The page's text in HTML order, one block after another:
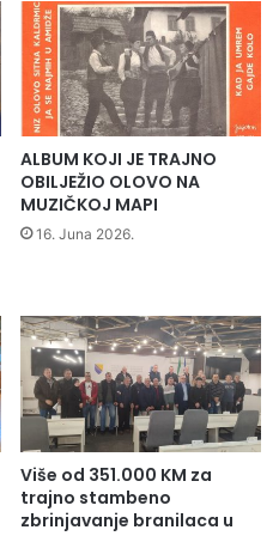
ALBUM KOJI JE TRAJNO
OBILJEŽIO OLOVO NA
MUZIČKOJ MAPI
16. Juna 2026.
Više od 351.000 KM za
trajno stambeno
zbrinjavanje branilaca u